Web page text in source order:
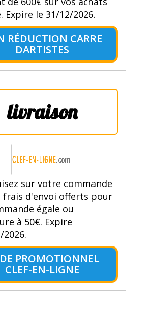
Expire le 31/12/2026.
RÉDUCTION CARRE
DARTISTES
livraison
sur votre commande
frais d'envoi offerts pour
égale ou
à 50€. Expire
2026.
PROMOTIONNEL
CLEF-EN-LIGNE